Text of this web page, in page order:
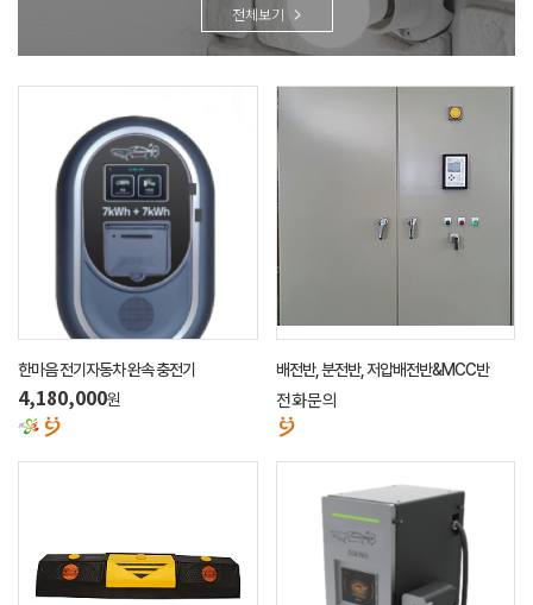
전체보기
한마음 전기자동차 완속 충전기
4,180,000원
배전반, 분전반, 저압배전반&MCC반
전화문의